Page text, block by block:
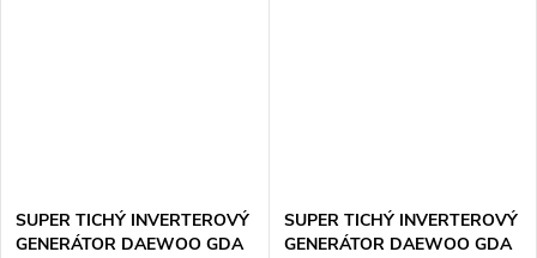
SUPER TICHÝ INVERTEROVÝ
GENERÁTOR DAEWOO GDA
SUPER TICHÝ INVERTEROVÝ
GENERÁTOR DAEWOO GDA